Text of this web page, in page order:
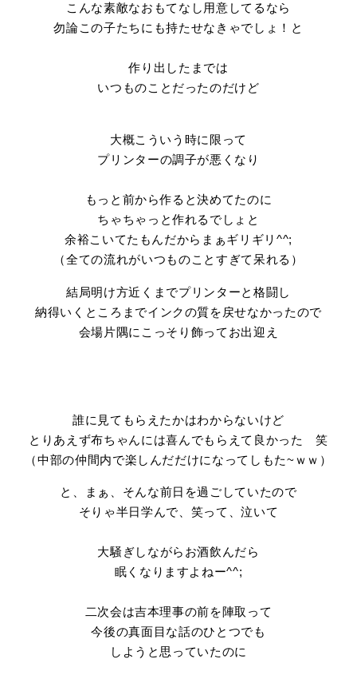
こんな素敵なおもてなし用意してるなら
勿論この子たちにも持たせなきゃでしょ！と
作り出したまでは
いつものことだったのだけど
大概こういう時に限って
プリンターの調子が悪くなり
もっと前から作ると決めてたのに
ちゃちゃっと作れるでしょと
余裕こいてたもんだからまぁギリギリ^^;
（全ての流れがいつものことすぎて呆れる）
結局明け方近くまでプリンターと格闘し
納得いくところまでインクの質を戻せなかったので
会場片隅にこっそり飾ってお出迎え
誰に見てもらえたかはわからないけど
とりあえず布ちゃんには喜んでもらえて良かった 笑
（中部の仲間内で楽しんだだけになってしもた~ｗｗ）
と、まぁ、そんな前日を過ごしていたので
そりゃ半日学んで、笑って、泣いて
大騒ぎしながらお酒飲んだら
眠くなりますよねー^^;
二次会は吉本理事の前を陣取って
今後の真面目な話のひとつでも
しようと思っていたのに